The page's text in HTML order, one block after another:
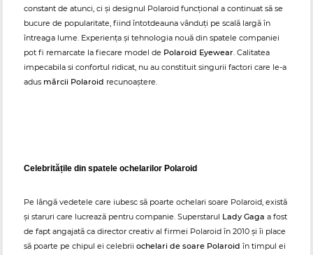
constant de atunci, ci și designul Polaroid funcțional a continuat să se
bucure de popularitate, fiind întotdeauna vânduți pe scală largă în
întreaga lume. Experiența și tehnologia nouă din spatele companiei
pot fi remarcate la fiecare model de Polaroid Eyewear. Calitatea
impecabila si confortul ridicat, nu au constituit singurii factori care le-a
adus mărcii Polaroid recunoaștere.
Celebritățile din spatele ochelarilor Polaroid
Pe lângă vedetele care iubesc să poarte ochelari soare Polaroid, există
și staruri care lucrează pentru companie. Superstarul Lady Gaga a fost
de fapt angajată ca director creativ al firmei Polaroid în 2010 și îi place
să poarte pe chipul ei celebrii ochelari de soare Polaroid în timpul ei